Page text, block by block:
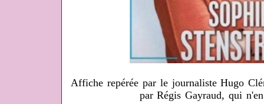
Affiche repérée par le journaliste Hugo
par Régis Gayraud, qui